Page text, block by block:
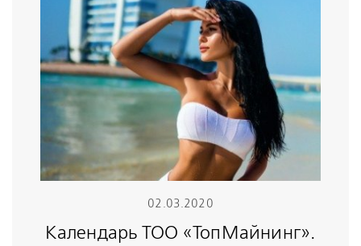
02.03.2020
Календарь ТОО «ТопМайнинг».